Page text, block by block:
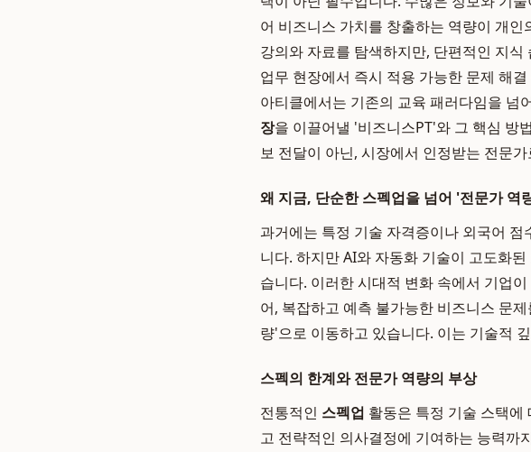
어 비즈니스 가치를 창출하는 역량이 개
강의와 자료를 탐색하지만, 단편적인 지
업무 현장에서 즉시 적용 가능한 문제 해
아티클에서는 기존의 교육 패러다임을 넘
장을 이끌어낼 '비즈니스PT'와 그 핵심 방
보 전달이 아닌, 시장에서 인정받는 전문
왜 지금, 단순한 스펙업을 넘어 '전문가 역
과거에는 특정 기술 자격증이나 외국어
니다. 하지만 AI와 자동화 기술이 고도화
습니다. 이러한 시대적 변화 속에서 기업
어, 복잡하고 예측 불가능한 비즈니스 문
량'으로 이동하고 있습니다. 이는 기술적
스펙의 한계와 전문가 역량의 부상
전통적인 스펙업 활동은 특정 기술 스택
고 전략적인 의사결정에 기여하는 능력까